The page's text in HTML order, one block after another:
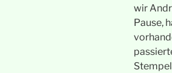
wir
Pause,